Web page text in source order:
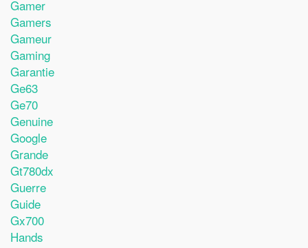
Gamer
Gamers
Gameur
Gaming
Garantie
Ge63
Ge70
Genuine
Google
Grande
Gt780dx
Guerre
Guide
Gx700
Hands